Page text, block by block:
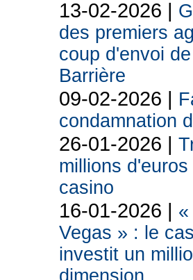
13-02-2026 |
des premiers
coup d'envoi
Barrière
09-02-2026 |
condamnation
26-01-2026 |
millions
casino
16-01-2026 |
Vegas » : le
investit un